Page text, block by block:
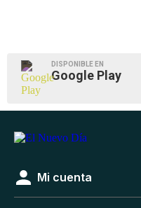
DISPONIBLE EN
Google Play
Mi cuenta